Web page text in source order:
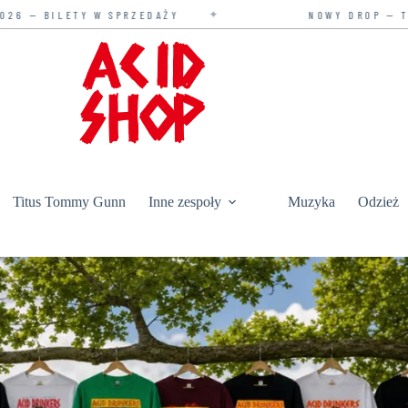
SPRZEDAŻY ✦ NOWY DROP — TYLKO U NAS
Titus Tommy Gunn Inne zespoły Muzyka Odzież